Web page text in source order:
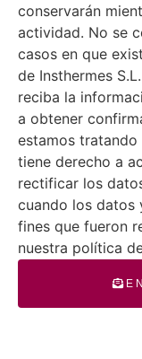
conservarán
actividad. No se
casos en que
de Insthermes
reciba la
a obtener
estamos
tiene derecho a
rectificar los
cuando los datos
fines que fueron
nuestra política